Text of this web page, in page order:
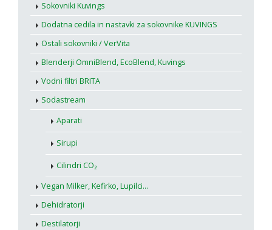
Sokovniki Kuvings
Dodatna cedila in nastavki za sokovnike KUVINGS
Ostali sokovniki / VerVita
Blenderji OmniBlend, EcoBlend, Kuvings
Vodni filtri BRITA
Sodastream
Aparati
Sirupi
Cilindri CO₂
Vegan Milker, Kefirko, Lupilci...
Dehidratorji
Destilatorji